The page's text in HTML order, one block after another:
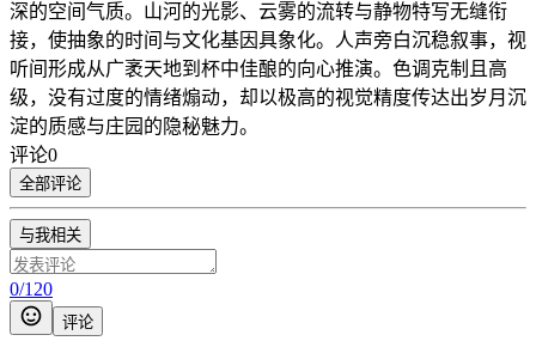
深的空间气质。山河的光影、云雾的流转与静物特写无缝衔
接，使抽象的时间与文化基因具象化。人声旁白沉稳叙事，视
听间形成从广袤天地到杯中佳酿的向心推演。色调克制且高
级，没有过度的情绪煽动，却以极高的视觉精度传达出岁月沉
淀的质感与庄园的隐秘魅力。
评论0
全部评论
与我相关
0/120
评论